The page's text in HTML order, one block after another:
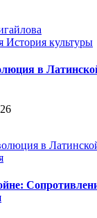
История культуры
в